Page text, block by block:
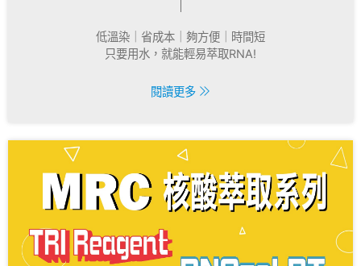
低溫染｜省成本｜夠方便｜時間短
只要用水，就能輕易萃取RNA!
閱讀更多